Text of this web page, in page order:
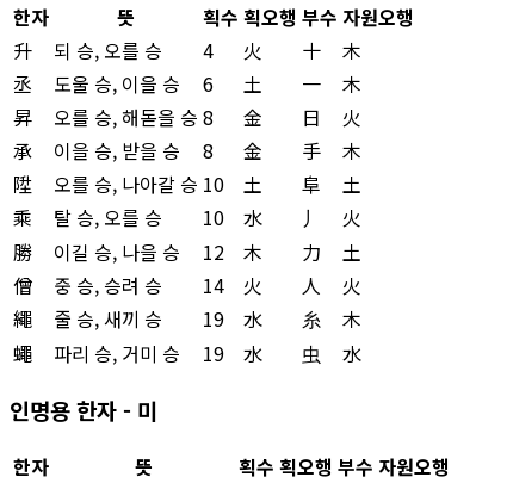
한자 뜻 획수 획오행 부수 자원오행
升
되 승, 오를 승 4 火 十
木
丞
도울 승, 이을 승 6 土 一
木
昇
오를 승, 해돋을 승 8 金 日
火
承
이을 승, 받을 승 8 金 手
木
陞
오를 승, 나아갈 승 10 土 阜
土
乘
탈 승, 오를 승 10 水 丿
火
勝
이길 승, 나을 승 12 木 力
土
僧
중 승, 승려 승 14 火 人
火
繩
줄 승, 새끼 승 19 水 糸
木
蠅
파리 승, 거미 승 19 水 虫 水
인명용 한자 - 미
한자 뜻 획수 획오행 부수 자원오행